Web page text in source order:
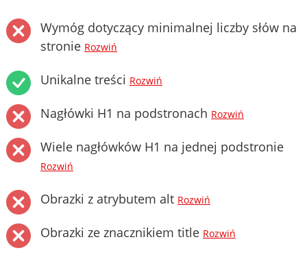
Wymóg dotyczący minimalnej liczby słów na
stronie Rozwiń
Unikalne treści Rozwiń
Nagłówki H1 na podstronach Rozwiń
Wiele nagłówków H1 na jednej podstronie
Rozwiń
Obrazki z atrybutem alt Rozwiń
Obrazki ze znacznikiem title Rozwiń